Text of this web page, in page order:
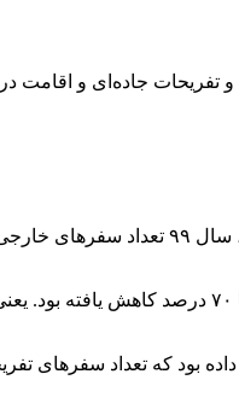
تفریحات جاده‌ای و
ایرانی‌ها در ایام نوروز ۸۵ درصد کمتر از مشابه آن در سال ۹۸ بوده است. همچنین، سفرهای داخلی با درصدی مشابه کمتر شده و ضربه‌های شدیدی به هر دو بخش گردشگری وارد شده بود.